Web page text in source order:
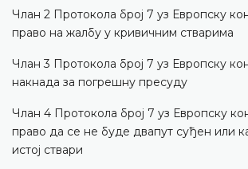
Члан 2 Протокола број 7 уз Европску
право на жалбу у кривичним стварима
Члан 3 Протокола број 7 уз Европску
накнада за погрешну пресуду
Члан 4 Протокола број 7 уз Европску
право да се не буде двапут суђен или
истој ствари